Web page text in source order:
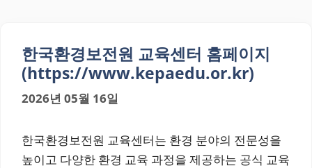
한국환경보전원 교육센터 홈페이지
(https://www.kepaedu.or.kr)
2026년 05월 16일
한국환경보전원 교육센터는 환경 분야의 전문성을
높이고 다양한 환경 교육 과정을 제공하는 공식 교육